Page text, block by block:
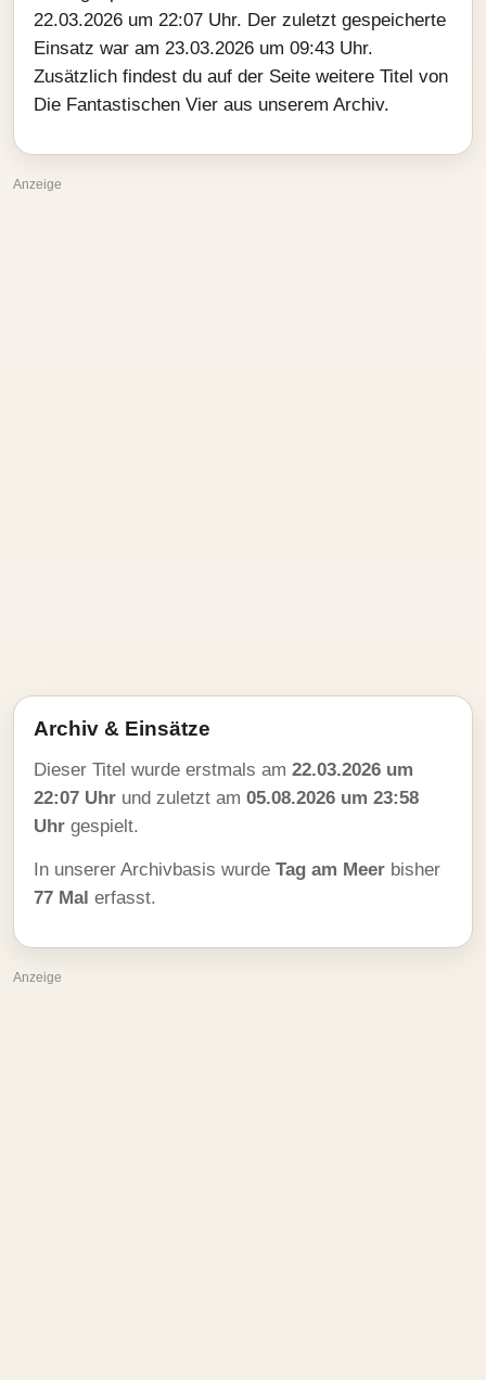
22.03.2026 um 22:07 Uhr. Der zuletzt gespeicherte
Einsatz war am 23.03.2026 um 09:43 Uhr.
Zusätzlich findest du auf der Seite weitere Titel von
Die Fantastischen Vier aus unserem Archiv.
Anzeige
Archiv & Einsätze
Dieser Titel wurde erstmals am 22.03.2026 um
22:07 Uhr und zuletzt am 05.08.2026 um 23:58
Uhr gespielt.
In unserer Archivbasis wurde Tag am Meer bisher
77 Mal erfasst.
Anzeige